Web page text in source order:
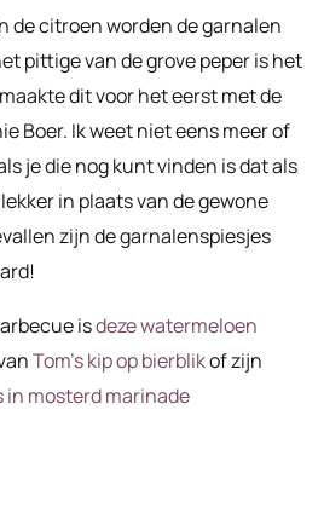
de citroen worden de garnalen
pittige van de grove peper is het
dit voor het eerst met de
Boer. Ik weet niet eens meer of
je die nog kunt vinden is dat als
in plaats van de gewone
zijn de garnalenspiesjes
isdeze watermeloen
Tom’s kip op bierblikof zijn
in mosterd marinade